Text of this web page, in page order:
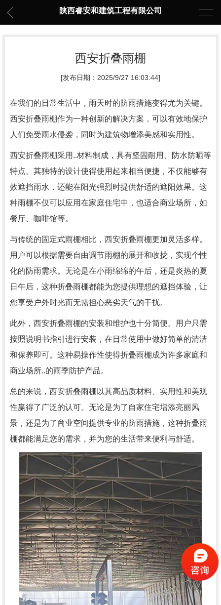
陕西睿安和建筑工程有限公司
西安折叠雨棚
[发布日期：2025/9/27 16:03:44]
在我们的日常生活中，雨天时的防雨措施变得尤为关键。
西安折叠雨棚作为一种创新的解决方案，可以有效地保护
人们免受雨水侵袭，同时为建筑物增添美感和实用性。
西安折叠雨棚采用..材料制成，具有坚固耐用、防水防晒等
特点。其独特的设计使得使用起来相当便捷，不仅能够有
效遮挡雨水，还能在阳光强烈时提供舒适的遮阳效果。这
种雨棚不仅可以应用在家庭住宅中，也适合商业场所，如
餐厅、咖啡馆等。
与传统的固定式雨棚相比，西安折叠雨棚更加灵活多样。
用户可以根据需要自由调节雨棚的展开和收拢，实现个性
化的防雨需求。无论是在小雨绵绵的午后，还是炎热的夏
日午后，这种折叠雨棚都能为您提供理想的遮挡体验，让
您享受户外时光而无需担心恶劣天气的干扰。
此外，西安折叠雨棚的安装和维护也十分简便。用户只需
按照说明书指引进行安装，在日常使用中做好简单的清洁
和保养即可。这种易操作性使得折叠雨棚成为许多家庭和
商业场所..的雨季防护产品。
总的来说，西安折叠雨棚以其高品质材料、实用性和美观
性赢得了广泛的认可。无论是为了自家住宅增添亮丽风
景，还是为了商业空间提供专业的防雨措施，这种折叠雨
棚都能满足您的需求，并为您的生活带来便利与舒适。